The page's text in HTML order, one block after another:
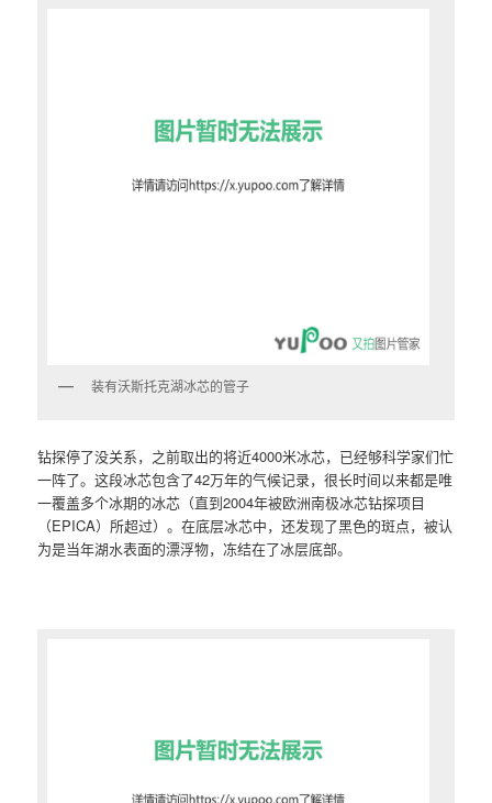
装有沃斯托克湖冰芯的管子
钻探停了没关系，之前取出的将近4000米冰芯，已经够科学家们忙
一阵了。这段冰芯包含了42万年的气候记录，很长时间以来都是唯
一覆盖多个冰期的冰芯（直到2004年被欧洲南极冰芯钻探项目
（EPICA）所超过）。在底层冰芯中，还发现了黑色的斑点，被认
为是当年湖水表面的漂浮物，冻结在了冰层底部。